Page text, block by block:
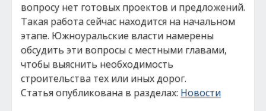
вопросу нет готовых проектов и предложений.
Такая работа сейчас находится на начальном
этапе. Южноуральские власти намерены
обсудить эти вопросы с местными главами,
чтобы выяснить необходимость
строительства тех или иных дорог.
Статья опубликована в разделах: Новости